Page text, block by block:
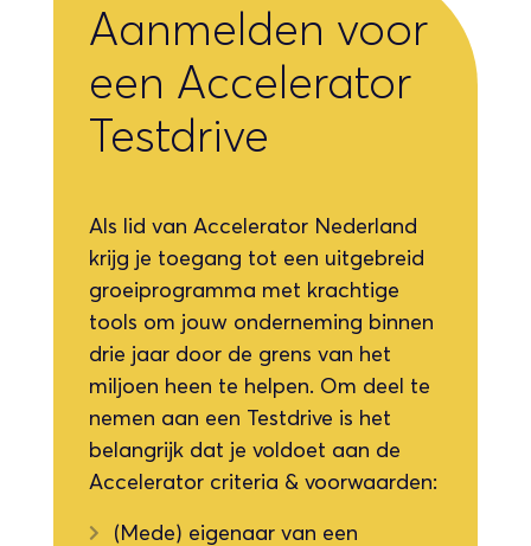
Aanmelden voor
een Accelerator
Testdrive
Als lid van Accelerator Nederland
krijg je toegang tot een uitgebreid
groeiprogramma met krachtige
tools om jouw onderneming binnen
drie jaar door de grens van het
miljoen heen te helpen. Om deel te
nemen aan een Testdrive is het
belangrijk dat je voldoet aan de
Accelerator criteria & voorwaarden:

(Mede) eigenaar van een